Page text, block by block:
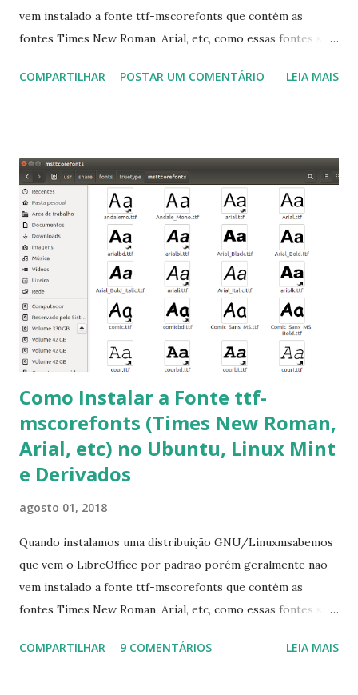
vem instalado a fonte ttf-mscorefonts que contém as
fontes Times New Roman, Arial, etc, como essas fontes são
a Associação Brasileira de Normas Técnicas (ABNT), exige
que contém essas fontes. Ao instalar o GNU/Linux abra o
terminal e execute o comando: $ sudo apt-get install ttf-
mscorefonts-installer Leia os termos de uso e avance
clicando em “Ok” Agora aceite os termos de uso clicando
em “Sim” Pronto agora abra o LibreOffice e veja se as
fontes Times New Roman, Arial estão instaladas. Caso
ocorra algum erro ou precisa reinstalar, execute: $ sudo
apt-get install --reinstall ttf-mscorefonts-installer
COMPARTILHAR POSTAR UM COMENTÁRIO LEIA MAIS
Como Instalar a Fonte ttf-
mscorefonts (Times New Roman,
Arial, etc) no Ubuntu, Linux Mint
e Derivados
agosto 01, 2018
Quando instalamos uma distribuição GNU/Linuxmsabemos
que vem o LibreOffice por padrão porém geralmente não
vem instalado a fonte ttf-mscorefonts que contém as
fontes Times New Roman, Arial, etc, como essas fontes são
a Associação Brasileira de Normas Técnicas (ABNT), exige
COMPARTILHAR 9 COMENTÁRIOS LEIA MAIS